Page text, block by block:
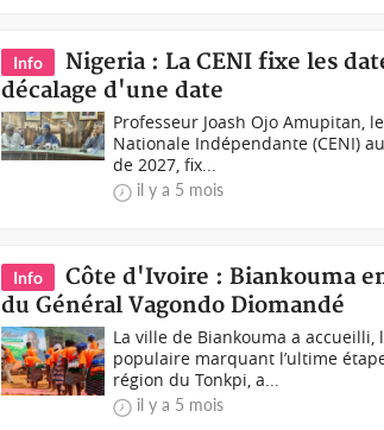
Info
Nigeria : La CENI fixe les
décalage d'une date
Professeur Joash Ojo Amupitan,
Nationale Indépendante (CENI)
de 2027, fix...
il y a 5 mois
Info
Côte d'Ivoire : Biankouma
du Général Vagondo Diomandé
La ville de Biankouma a
populaire marquant l’ultime
région du Tonkpi, a...
il y a 5 mois